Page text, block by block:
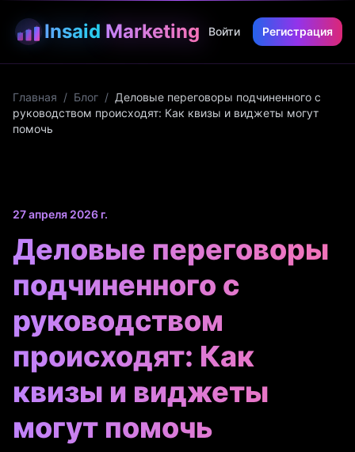
Insaid Marketing Войти Регистрация
Главная / Блог / Деловые переговоры подчиненного с
руководством происходят: Как квизы и виджеты могут
помочь
27 апреля 2026 г.
Деловые переговоры
подчиненного с
руководством
происходят: Как
квизы и виджеты
могут помочь